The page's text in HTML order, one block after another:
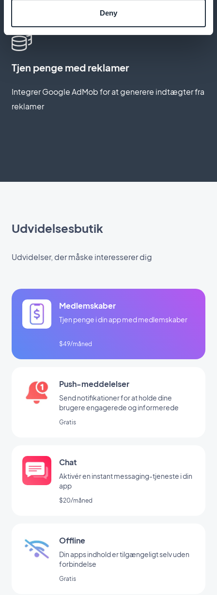
Deny
Tjen penge med reklamer
Integrer Google AdMob for at generere indtægter fra
reklamer
Udvidelsesbutik
Udvidelser, der måske interesserer dig
Medlemskaber
Tjen penge i din app med medlemskaber
$49/måned
Push-meddelelser
Send notifikationer for at holde dine
brugere engagerede og informerede
Gratis
Chat
Aktivér en instant messaging-tjeneste i din
app
$20/måned
Offline
Din apps indhold er tilgængeligt selv uden
forbindelse
Gratis